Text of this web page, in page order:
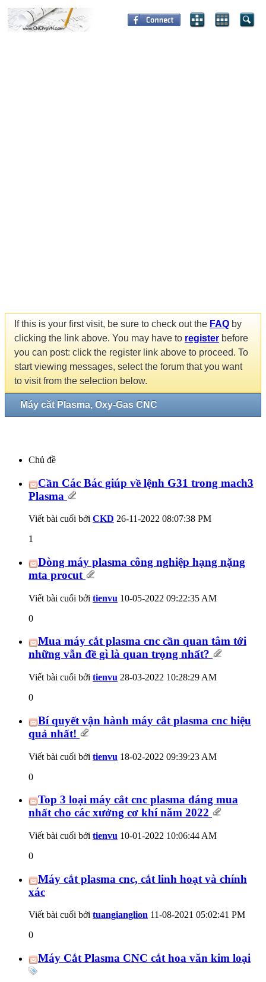
If this is your first visit, be sure to check out the FAQ by
clicking the link above. You may have to register before
you can post: click the register link above to proceed. To
start viewing messages, select the forum that you want
to visit from the selection below.
Máy cắt Plasma, Oxy-Gas CNC
Chủ đề
Cần Các Bác giúp về lệnh G31 trong mach3
Plasma
Viết bài cuối bởi CKD 26-11-2022 08:07:38 PM
1
Dòng máy plasma công nghiệp hạng nặng
mta procut
Viết bài cuối bởi tienvu 10-05-2022 09:22:35 AM
0
Mua máy cắt plasma cnc cần quan tâm tới
những vẫn đề gì là quan trọng nhất?
Viết bài cuối bởi tienvu 28-03-2022 10:28:29 AM
0
Bí quyết vận hành máy cắt plasma cnc hiệu
quả nhất!
Viết bài cuối bởi tienvu 18-02-2022 09:39:23 AM
0
Top 3 loại máy cắt cnc plasma đáng mua
nhất cho các xưởng cơ khí năm 2022
Viết bài cuối bởi tienvu 10-01-2022 10:06:44 AM
0
Máy cắt plasma cnc, cắt linh hoạt và chính
xác
Viết bài cuối bởi tuangianglion 11-08-2021 05:02:41 PM
0
Máy Cắt Plasma CNC cắt hoa văn kim loại